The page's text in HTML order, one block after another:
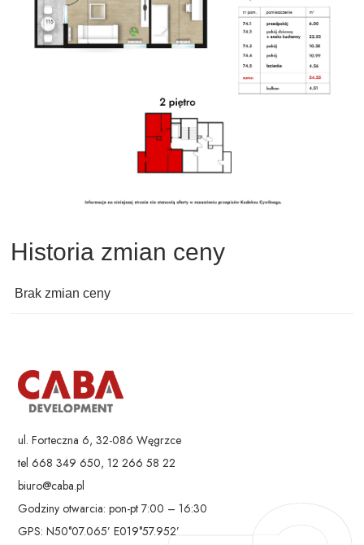
Historia zmian ceny
Brak zmian ceny
ul. Forteczna 6, 32-086 Węgrzce
tel 668 349 650, 12 266 58 22
biuro@caba.pl
Godziny otwarcia: pon-pt 7:00 – 16:30
GPS: N50°07.065’ E019°57.952’